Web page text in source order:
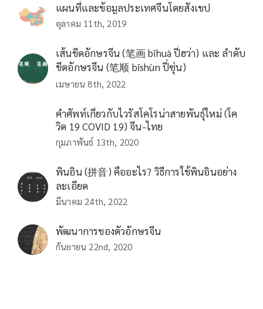
แผนที่และข้อมูลประเทศจีนโดยสังเขป
ตุลาคม 11th, 2019
เส้นขีดอักษรจีน (笔画 bǐhuà ปี่ฮว่า) และ ลำดับ
ขีดอักษรจีน (笔顺 bǐshùn ปี่ซุ่น)
เมษายน 8th, 2022
คำศัพท์เกี่ยวกับไวรัสโคโรน่าสายพันธุ์ใหม่ (โค
วิด 19 COVID 19) จีน-ไทย
กุมภาพันธ์ 13th, 2020
พินอิน (拼音) คืออะไร? วิธีการใช้พินอินอย่าง
ละเอียด
มีนาคม 24th, 2022
พัฒนาการของตัวอักษรจีน
กันยายน 22nd, 2020